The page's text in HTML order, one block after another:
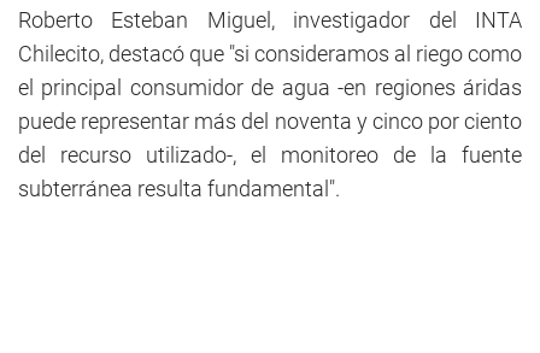
Roberto Esteban Miguel, investigador del INTA
Chilecito, destacó que "si consideramos al riego como
el principal consumidor de agua -en regiones áridas
puede representar más del noventa y cinco por ciento
del recurso utilizado-, el monitoreo de la fuente
subterránea resulta fundamental".